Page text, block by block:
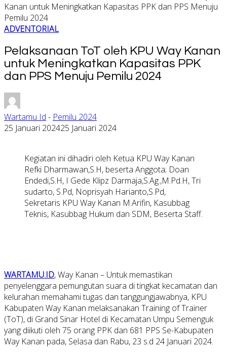
Kanan untuk Meningkatkan Kapasitas PPK dan PPS Menuju
Pemilu 2024
ADVENTORIAL
Pelaksanaan ToT oleh KPU Way Kanan
untuk Meningkatkan Kapasitas PPK
dan PPS Menuju Pemilu 2024
Wartamu Id - Pemilu 2024
25 Januari 202425 Januari 2024
Kegiatan ini dihadiri oleh Ketua KPU Way Kanan
Refki Dharmawan,S.H, beserta Anggota; Doan
Endedi,S.H, I Gede Klipz Darmaja,S.Ag.,M.Pd.H, Tri
sudarto, S.Pd, Noprisyah Harianto,S.Pd,
Sekretaris KPU Way Kanan M.Arifin, Kasubbag
Teknis, Kasubbag Hukum dan SDM, Beserta Staff.
WARTAMU.ID, Way Kanan – Untuk memastikan
penyelenggara pemungutan suara di tingkat kecamatan dan
kelurahan memahami tugas dan tanggungjawabnya, KPU
Kabupaten Way Kanan melaksanakan Training of Trainer
(ToT), di Grand Sinar Hotel di Kecamatan Umpu Semenguk
yang diikuti oleh 75 orang PPK dan 681 PPS Se-Kabupaten
Way Kanan pada, Selasa dan Rabu, 23 s.d 24 Januari 2024.